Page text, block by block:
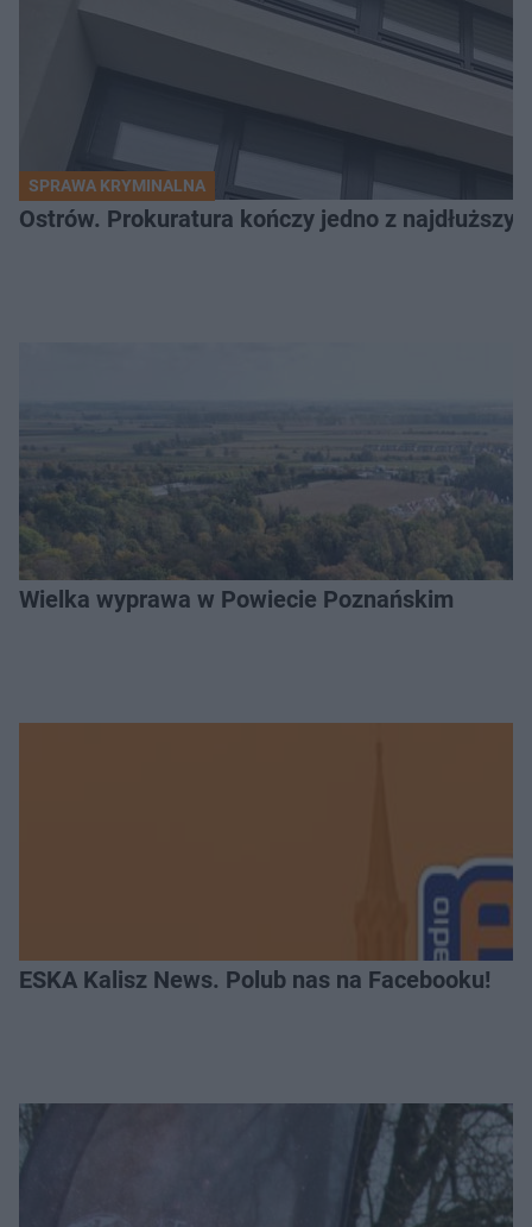
SPRAWA KRYMINALNA
Ostrów. Prokuratura kończy jedno z
Wielka wyprawa w Powiecie Poznańskim
ESKA Kalisz News. Polub nas na Facebooku!